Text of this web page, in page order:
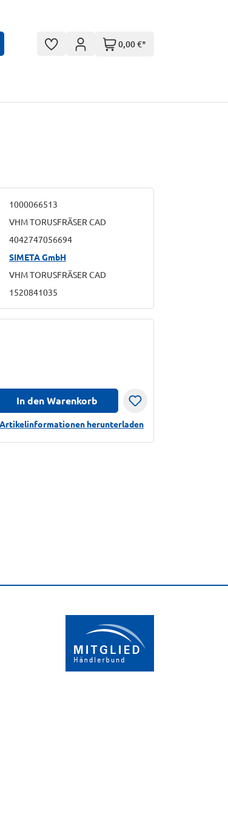
0,00 €*
SIMETA GmbH
1000066513
VHM TORUSFRÄSER CAD
4042747056694
VHM TORUSFRÄSER CAD
1520841035
anzeigen
In den Warenkorb
Artikelinformationen herunterladen